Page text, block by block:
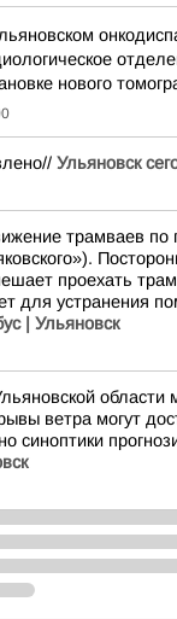
нового
Ульяновск
трамваев по
проехать
для устранения
| Ульяновск
области
ветра могут
синоптики